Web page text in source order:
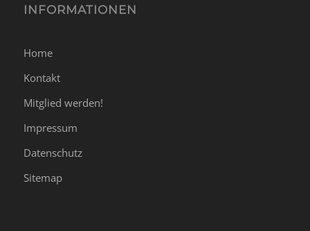
INFORMATIONEN
Home
Kontakt
Mitglied werden!
Impressum
Datenschutz
Sitemap